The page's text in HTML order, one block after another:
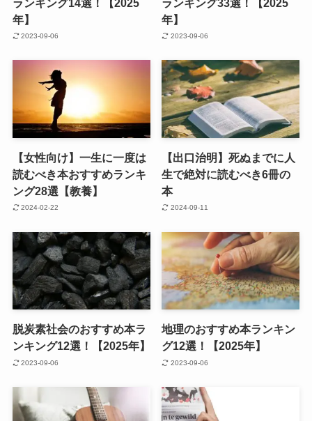
ランキング14選！【2025
年】
2023-09-06
ランキング33選！【2025
年】
2023-09-06
【女性向け】一生に一度は
読むべき本おすすめランキ
ング28選【教養】
2024-02-22
【出口治明】死ぬまでに人
生で絶対に読むべき6冊の
本
2024-09-11
脱炭素社会のおすすめ本ラ
ンキング12選！【2025年】
2023-09-06
地理のおすすめ本ランキン
グ12選！【2025年】
2023-09-06